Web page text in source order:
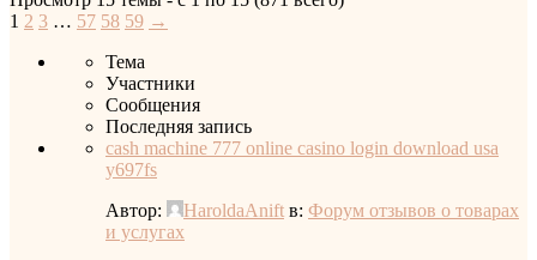
1 2 3 … 57 58 59 →
Тема
Участники
Сообщения
Последняя запись
cash machine 777 online casino login download usa
y697fs
Автор:
HaroldaAnift в: Форум отзывов о товарах
и услугах